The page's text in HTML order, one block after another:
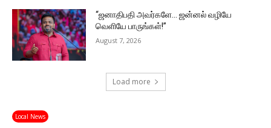
“ஜனாதிபதி அவர்களே… ஜன்னல் வழியே
வெளியே பாருங்கள்!”
August 7, 2026
Load more
Local News